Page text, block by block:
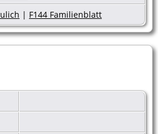
| F144 Familienblatt